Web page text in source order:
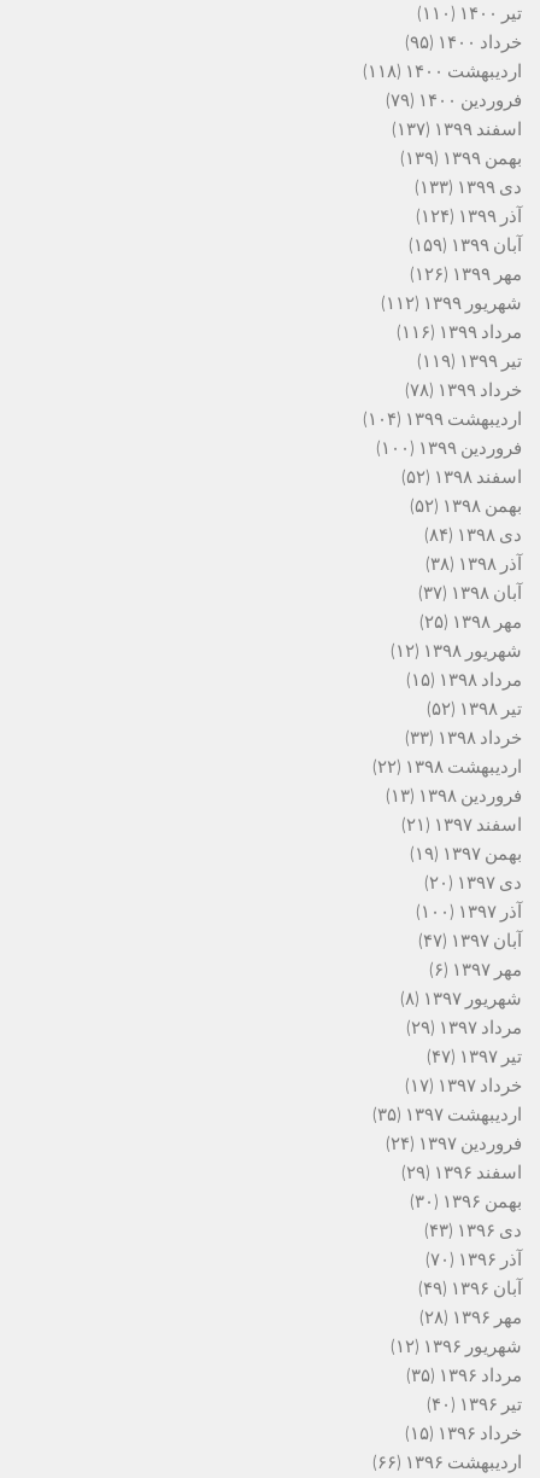
تیر ۱۴۰۰
(۱۱۰)
خرداد ۱۴۰۰
(۹۵)
اردیبهشت ۱۴۰۰
(۱۱۸)
فروردین ۱۴۰۰
(۷۹)
اسفند ۱۳۹۹
(۱۳۷)
بهمن ۱۳۹۹
(۱۳۹)
دی ۱۳۹۹
(۱۳۳)
آذر ۱۳۹۹
(۱۲۴)
آبان ۱۳۹۹
(۱۵۹)
مهر ۱۳۹۹
(۱۲۶)
شهریور ۱۳۹۹
(۱۱۲)
مرداد ۱۳۹۹
(۱۱۶)
تیر ۱۳۹۹
(۱۱۹)
خرداد ۱۳۹۹
(۷۸)
اردیبهشت ۱۳۹۹
(۱۰۴)
فروردین ۱۳۹۹
(۱۰۰)
اسفند ۱۳۹۸
(۵۲)
بهمن ۱۳۹۸
(۵۲)
دی ۱۳۹۸
(۸۴)
آذر ۱۳۹۸
(۳۸)
آبان ۱۳۹۸
(۳۷)
مهر ۱۳۹۸
(۲۵)
شهریور ۱۳۹۸
(۱۲)
مرداد ۱۳۹۸
(۱۵)
تیر ۱۳۹۸
(۵۲)
خرداد ۱۳۹۸
(۳۳)
اردیبهشت ۱۳۹۸
(۲۲)
فروردین ۱۳۹۸
(۱۳)
اسفند ۱۳۹۷
(۲۱)
بهمن ۱۳۹۷
(۱۹)
دی ۱۳۹۷
(۲۰)
آذر ۱۳۹۷
(۱۰۰)
آبان ۱۳۹۷
(۴۷)
مهر ۱۳۹۷
(۶)
شهریور ۱۳۹۷
(۸)
مرداد ۱۳۹۷
(۲۹)
تیر ۱۳۹۷
(۴۷)
خرداد ۱۳۹۷
(۱۷)
اردیبهشت ۱۳۹۷
(۳۵)
فروردین ۱۳۹۷
(۲۴)
اسفند ۱۳۹۶
(۲۹)
بهمن ۱۳۹۶
(۳۰)
دی ۱۳۹۶
(۴۳)
آذر ۱۳۹۶
(۷۰)
آبان ۱۳۹۶
(۴۹)
مهر ۱۳۹۶
(۲۸)
شهریور ۱۳۹۶
(۱۲)
مرداد ۱۳۹۶
(۳۵)
تیر ۱۳۹۶
(۴۰)
خرداد ۱۳۹۶
(۱۵)
اردیبهشت ۱۳۹۶
(۶۶)